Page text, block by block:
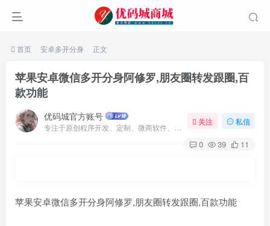
首页 安卓多开分身 正文
苹果安卓微信多开分身阿修罗,朋友圈转发跟圈,百
款功能
优码城官方账号 关注 私信
0 39 11
苹果安卓微信多开分身阿修罗,朋友圈转发跟圈,百款功能